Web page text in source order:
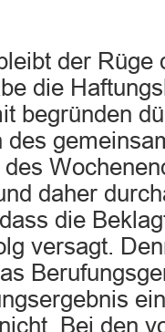
der Rüge
die
begründen
des
daher
die
versagt.
Bei den